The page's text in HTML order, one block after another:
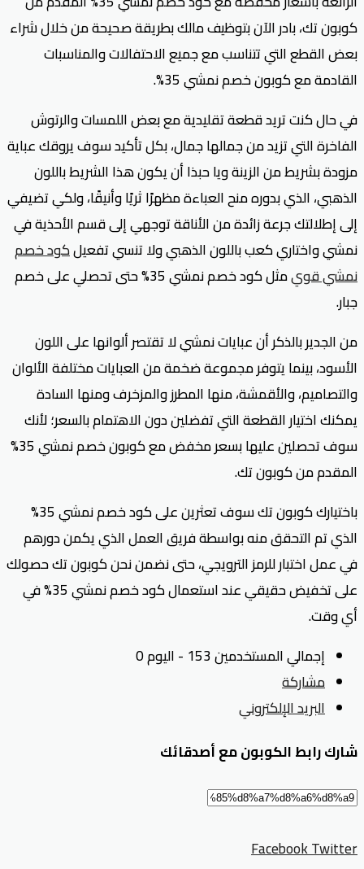
كوبون تك، بادر الآن بتوظيف مالك بطريقة صحيحة من خلال شراء
بعض القطع التي تتناسب مع جميع الاحتفالات والمناسبات
القادمة مع كوبون خصم نمشي 35%.
في حال كنت تريد قطعة تقليدية مع بعض اللمسات والرتوش
الفاخرة التي تزيد من جمالها جمال، بكل تأكيد سوف يروقك عباية
مزودة بشريط من الزينة ويا حبذا أن يكون هذا الشريط باللون
الذهبي، الذي بدوره منح العباءة مظهرًا ثريًا وأنيقًا، ولكي تضيفي
إلى إطلالتك جرعة زائدة من الأناقة توجهي إلى قسم الأحذية في
نمشي واختاري كعب باللون الذهبي ولا تنسي تفعيلكود خصم
نمشي قوي
مثل كود خصم نمشي 35% حتى تحصلي على خصم
جبار.
من الجدير بالذكر أن عبايات نمشي لا تقتصر ألوانها على اللون
الأسود، بينما يتوفر مجموعة ضخمة من العبايات مختلفة الألوان
والتصاميم، والأقمشة، منها المطرز والمزخرف ومنها السادة
يمكنك اختيار القطعة التي تفضلين دون الاهتمام بالسعر؛ لأنك
سوف تحصلين عليها بسعر مخفض مع كوبون خصم نمشي 35%
المقدم من كوبون تك.
باختيارك كوبون تك سوف تعثرين على كود خصم نمشي 35%
الذي تم التحقق منه بواسطة فريق العمل الذي يكمن دورهم
في عمل اختبار للرمز الترويجي، حتى نضمن نحن كوبون تك حصولك
على تخفيض حقيقي عند استعمال كود خصم نمشي 35% في
أي وقت.
إجمالي المستخدمين 153 - اليوم 0
مشاركة
البريد الإلكتروني
شارك رابط الكوبون مع أصدقائك
FacebookTwitter